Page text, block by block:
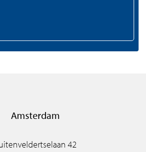
Amsterdam
42